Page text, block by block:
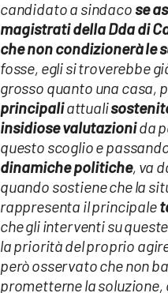
candidato a sindaco se
magistrati della Dda di
che non condizionerà le
fosse, egli si troverebbe
grosso quanto una casa,
principaliattuali
insidiose valutazionida
questo scoglio e
dinamiche politiche, va
quando sostiene che la
rappresenta il principale
che gli interventi su
la priorità del proprio
però osservato che non
prometterne la